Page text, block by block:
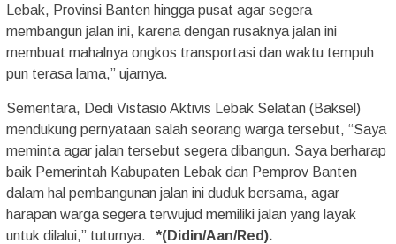
Lebak, Provinsi Banten hingga pusat agar segera
membangun jalan ini, karena dengan rusaknya jalan ini
membuat mahalnya ongkos transportasi dan waktu tempuh
pun terasa lama,” ujarnya.
Sementara, Dedi Vistasio Aktivis Lebak Selatan (Baksel)
mendukung pernyataan salah seorang warga tersebut, “Saya
meminta agar jalan tersebut segera dibangun. Saya berharap
baik Pemerintah Kabupaten Lebak dan Pemprov Banten
dalam hal pembangunan jalan ini duduk bersama, agar
harapan warga segera terwujud memiliki jalan yang layak
untuk dilalui,” tuturnya.*(Didin/Aan/Red).